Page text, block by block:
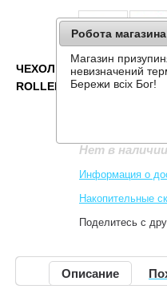
ЧЕХОЛ НА КОЛЕСАХ ДЛЯ
ROLLER 175CM BLACK
Нет в наличии
Информация о
Накопительные
Поделитесь с
Описание
Робота магазина
Магазин
невизначений
Бережи всіх Бог!